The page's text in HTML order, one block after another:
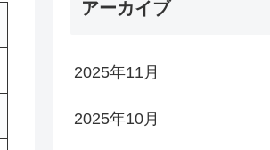
アーカイブ
2025年11月
2025年10月